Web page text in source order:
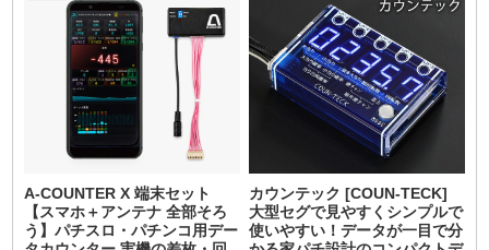
A-COUNTER X 端末セット
【スマホ＋アンテナ 全部そろ
う】パチスロ・パチンコ用デー
カウンテック [COUN-TECK]
大型セグで見やすくシンプルで
使いやすい！データが一目で分